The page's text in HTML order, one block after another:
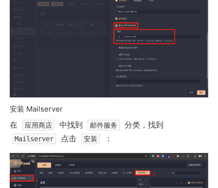
安装 Mailserver
在 应用商店 中找到 邮件服务 分类，找到
Mailserver 点击 安装 ：